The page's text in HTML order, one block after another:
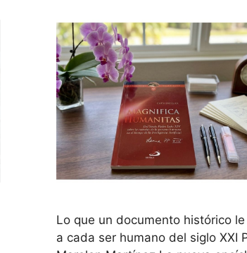
Lo que un documento histórico
a cada ser humano del siglo XXI